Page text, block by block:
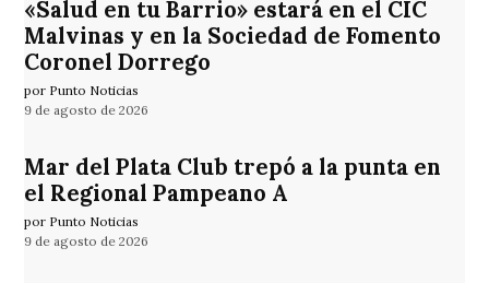
«Salud en tu Barrio» estará en el CIC
Malvinas y en la Sociedad de Fomento
Coronel Dorrego
por Punto Noticias
9 de agosto de 2026
Mar del Plata Club trepó a la punta en
el Regional Pampeano A
por Punto Noticias
9 de agosto de 2026